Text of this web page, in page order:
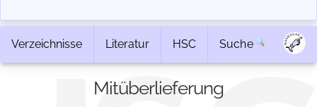
Verzeichnisse Literatur HSC Suche
Mitüberlieferung